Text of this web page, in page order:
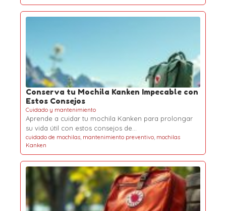
Conserva tu Mochila Kanken Impecable con
Estos Consejos
Cuidado y mantenimiento
Aprende a cuidar tu mochila Kanken para prolongar
su vida útil con estos consejos de…
cuidado de mochilas, mantenimiento preventivo, mochilas
Kanken